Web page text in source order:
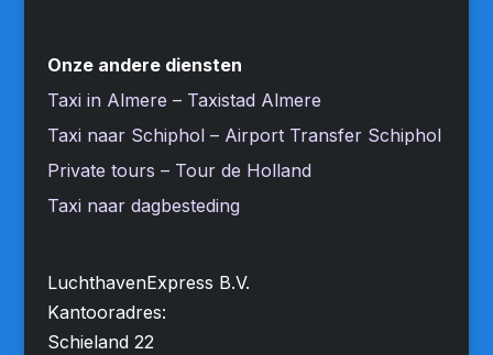
Onze andere diensten
Taxi in Almere – Taxistad Almere
Taxi naar Schiphol – Airport Transfer Schiphol
Private tours – Tour de Holland
Taxi naar dagbesteding
LuchthavenExpress B.V.
Kantooradres:
Schieland 22